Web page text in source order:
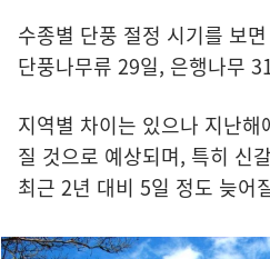
수종별 단풍 절정 시기를 보
단풍나무류 29일, 은행나무
지역별 차이는 있으나 지난
질 것으로 예상되며, 특히 신
최근 2년 대비 5일 정도 늦어